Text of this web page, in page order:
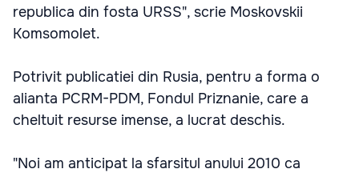
republica din fosta URSS", scrie Moskovskii
Komsomolet.
Potrivit publicatiei din Rusia, pentru a forma o
alianta PCRM-PDM, Fondul Priznanie, care a
cheltuit resurse imense, a lucrat deschis.
"Noi am anticipat la sfarsitul anului 2010 ca